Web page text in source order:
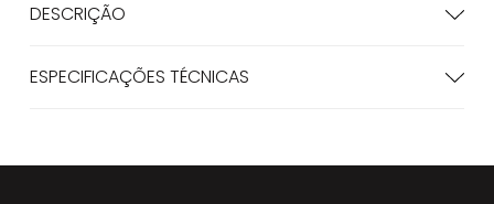
DESCRIÇÃO
ESPECIFICAÇÕES TÉCNICAS